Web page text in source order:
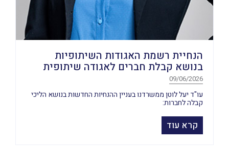
הנחיית רשמת האגודות השיתופיות
בנושא קבלת חברים לאגודה שיתופית
09/06/2026
עו"ד יעל לוטן ממשרדנו בעניין ההנחיות החדשות בנושא הליכי
קבלה לחברות:
קרא עוד